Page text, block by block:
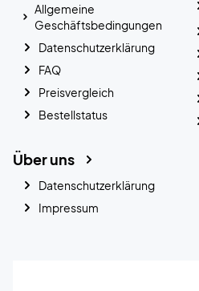
Allgemeine
Geschäftsbedingungen
Datenschutzerklärung
FAQ
Preisvergleich
Bestellstatus
Über uns
Datenschutzerklärung
Impressum